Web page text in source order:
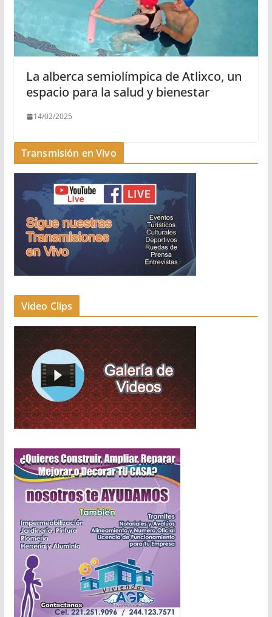
La alberca semiolímpica de Atlixco, un
espacio para la salud y bienestar
14/02/2025
Transmisión en Vivo
Video Clips